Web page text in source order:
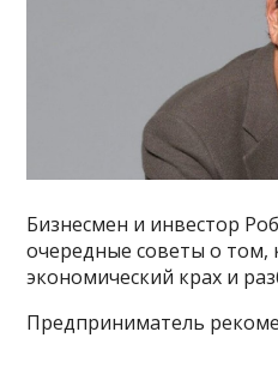
Бизнесмен и инвестор
очередные советы о том,
экономический крах и
Предприниматель